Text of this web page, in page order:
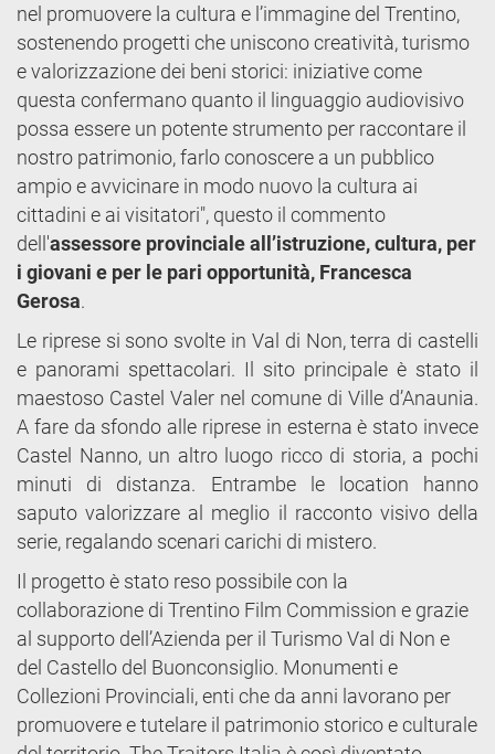
nel promuovere la cultura e l’immagine del Trentino,
sostenendo progetti che uniscono creatività, turismo
e valorizzazione dei beni storici: iniziative come
questa confermano quanto il linguaggio audiovisivo
possa essere un potente strumento per raccontare il
nostro patrimonio, farlo conoscere a un pubblico
ampio e avvicinare in modo nuovo la cultura ai
cittadini e ai visitatori", questo il commento
dell'assessore provinciale all’istruzione, cultura, per
i giovani e per le pari opportunità, Francesca
Gerosa.
Le riprese si sono svolte in Val di Non, terra di castelli
e panorami spettacolari. Il sito principale è stato il
maestoso Castel Valer nel comune di Ville d’Anaunia.
A fare da sfondo alle riprese in esterna è stato invece
Castel Nanno, un altro luogo ricco di storia, a pochi
minuti di distanza. Entrambe le location hanno
saputo valorizzare al meglio il racconto visivo della
serie, regalando scenari carichi di mistero.
Il progetto è stato reso possibile con la
collaborazione di Trentino Film Commission e grazie
al supporto dell’Azienda per il Turismo Val di Non e
del Castello del Buonconsiglio. Monumenti e
Collezioni Provinciali, enti che da anni lavorano per
promuovere e tutelare il patrimonio storico e culturale